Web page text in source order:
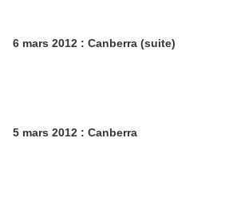
6 mars 2012 : Canberra (suite)
5 mars 2012 : Canberra